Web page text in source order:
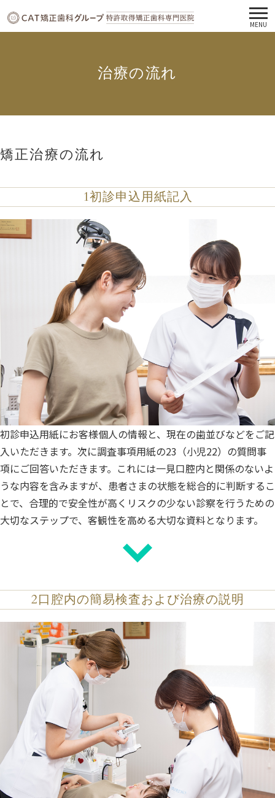
MENU
治療の流れ
矯正治療の流れ
1初診申込用紙記入
初診申込用紙にお客様個人の情報と、現在の歯並びなどをご記
入いただきます。次に調査事項用紙の23（小児22）の質問事
項にご回答いただきます。これには一見口腔内と関係のないよ
うな内容を含みますが、患者さまの状態を総合的に判断するこ
とで、合理的で安全性が高くリスクの少ない診察を行うための
大切なステップで、客観性を高める大切な資料となります。
2口腔内の簡易検査および治療の説明